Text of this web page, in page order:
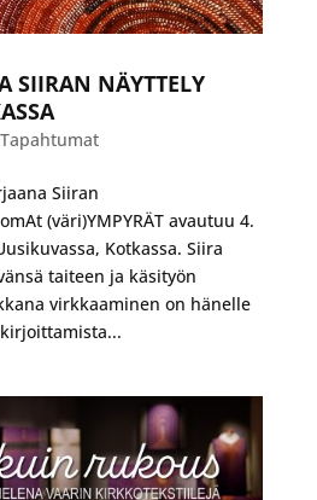
SIIRAN NÄYTTELY
Tapahtumat
Siiran
(väri)YMPYRÄT avautuu 4.
Kotkassa. Siira
taiteen ja käsityön
virkkaaminen on hänelle